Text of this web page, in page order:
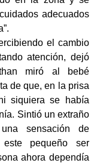
adecuados
el cambio
atención, dejó
miró al bebé
de que, en la prisa
siquiera se había
Sintió un extraño
sensación de
este pequeño ser
ahora dependía